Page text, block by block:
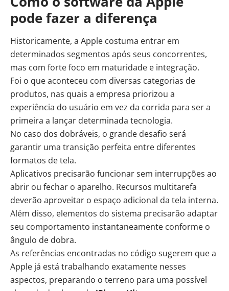
pode fazer a diferença
Historicamente, a Apple costuma entrar em
determinados segmentos após seus concorrentes,
mas com forte foco em maturidade e integração.
Foi o que aconteceu com diversas categorias de
produtos, nas quais a empresa priorizou a
experiência do usuário em vez da corrida para ser a
primeira a lançar determinada tecnologia.
No caso dos dobráveis, o grande desafio será
garantir uma transição perfeita entre diferentes
formatos de tela.
Aplicativos precisarão funcionar sem interrupções ao
abrir ou fechar o aparelho. Recursos multitarefa
deverão aproveitar o espaço adicional da tela interna.
Além disso, elementos do sistema precisarão adaptar
seu comportamento instantaneamente conforme o
ângulo de dobra.
As referências encontradas no código sugerem que a
Apple já está trabalhando exatamente nesses
aspectos, preparando o terreno para uma possível